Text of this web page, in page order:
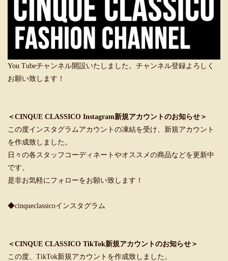
You Tubeチャンネル開設いたしました。チャンネル登録よろしく
お願い致します！
＜CINQUE CLASSICO Instagram新規アカウントのお知らせ＞
この度インスタグラムアカウントの凍結を受け、新規アカウント
を作成致しました。
日々の各スタッフコーディネートやオススメの商品などを更新中
です。
是非お気軽にフォローをお願い致します！
◆cinqueclassicoインスタグラム
＜CINQUE CLASSICO TikTok新規アカウントのお知らせ＞
この度、TikTok新規アカウントを作成致しました。